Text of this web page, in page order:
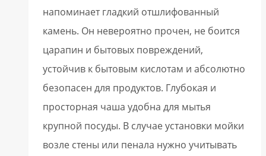
напоминает гладкий отшлифованный
камень. Он невероятно прочен, не боится
царапин и бытовых повреждений,
устойчив к бытовым кислотам и абсолютно
безопасен для продуктов. Глубокая и
просторная чаша удобна для мытья
крупной посуды. В случае установки мойки
возле стены или пенала нужно учитывать